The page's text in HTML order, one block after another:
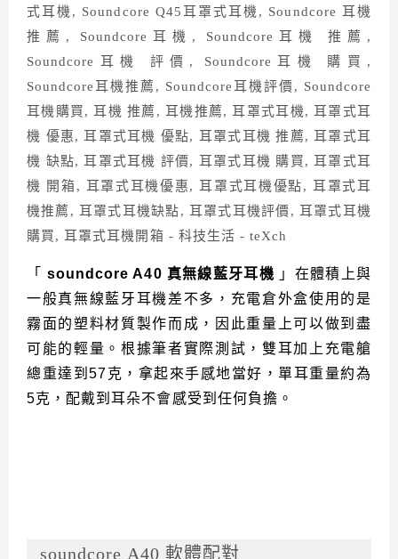
「 soundcore A40 真無線藍牙耳機 」在體積上與
一般真無線藍牙耳機差不多，充電倉外盒使用的是
霧面的塑料材質製作而成，因此重量上可以做到盡
可能的輕量。 根據筆者實際測試，雙耳加上充電艙
總重達到57克，拿起來手感地當好，單耳重量約為
5克，配戴到耳朵不會感受到任何負擔 。
soundcore A40 軟體配對